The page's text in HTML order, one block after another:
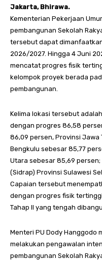
Jakarta, Bhirawa.
Kementerian Pekerjaan
pembangunan Sekolah
tersebut dapat
2026/2027. Hingga 4 Juni
mencatat progres fisik
kelompok proyek berada
pembangunan.
Kelima lokasi tersebut
dengan progres 86,58
86,09 persen, Provinsi Jawa
Bengkulu sebesar 85,77
Utara sebesar 85,69
(Sidrap) Provinsi Sulawesi
Capaian tersebut
dengan progres fisik
Tahap II yang tengah
Menteri PU Dody Hanggodo
melakukan pengawalan
pembangunan Sekolah